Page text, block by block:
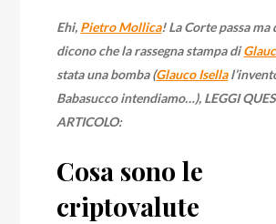
Ehi, Pietro Mollica! La Corte passa ma
dicono che la rassegna stampa di
stata una bomba (Glauco Isella
Babasucco intendiamo…), LEGGI
ARTICOLO:
Cosa sono le
criptovalute